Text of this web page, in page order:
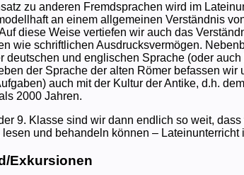
zu anderen Fremdsprachen wird im
an einem allgemeinen Verständnis
diese Weise vertiefen wir auch das
wie schriftlichen Ausdrucksvermögen.
deutschen und englischen Sprache (oder
der Sprache der alten Römer befassen
auch mit der Kultur der Antike, d.h.
2000 Jahren.
9. Klasse sind wir dann endlich so weit,
lesen und behandeln können – Lateinunterricht
Exkursionen